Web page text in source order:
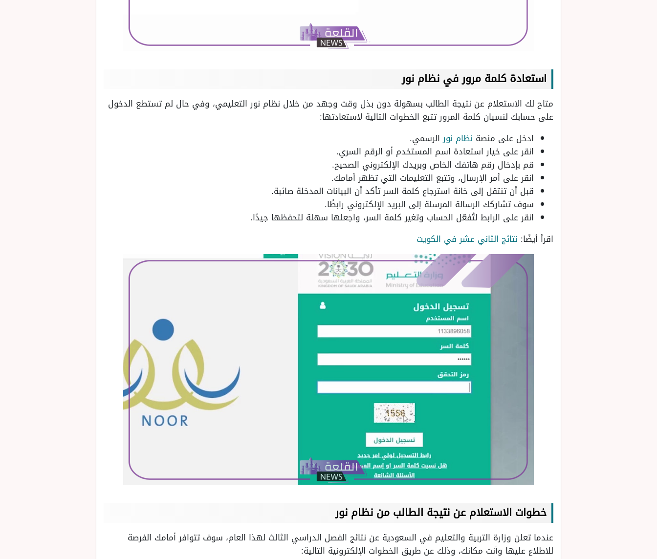
استعادة كلمة مرور في نظام نور
متاح لك الاستعلام عن نتيجة الطالب بسهولة دون بذل وقت وجهد من خلال نظام نور التعليمي، وفي حال لم تستطع الدخول
على حسابك لنسيان كلمة المرور تتبع الخطوات التالية لاستعادتها:
ادخل على منصة نظام نورالرسمي.
انقر على خيار استعادة اسم المستخدم أو الرقم السري.
قم بإدخال رقم هاتفك الخاص وبريدك الإلكتروني الصحيح.
انقر على أمر الإرسال، وتتبع التعليمات التي تظهر أمامك.
قبل أن تنتقل إلى خانة استرجاع كلمة السر تأكد أن البيانات المدخلة صائبة.
سوف تشاركك الرسالة المرسلة إلى البريد الإلكتروني رابطًا.
انقر على الرابط لتُفعّل الحساب وتغير كلمة السر، واجعلها سهلة لتحفظها جيدًا.
اقرأ أيضًا: نتائج الثاني عشر في الكويت
خطوات الاستعلام عن نتيجة الطالب من نظام نور
عندما تعلن وزارة التربية والتعليم في السعودية عن نتائج الفصل الدراسي الثالث لهذا العام، سوف تتوافر أمامك الفرصة
للاطلاع عليها وأنت مكانك، وذلك عن طريق الخطوات الإلكترونية التالية: